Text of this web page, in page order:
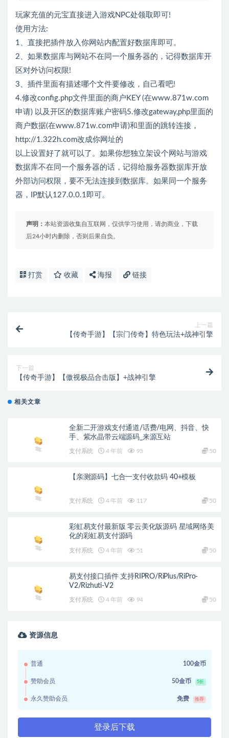
玩家充值的元宝直接进入游戏NPC处领取即可!
使用方法:
1、直接把插件放入你网站内配置好数据库即可。
2、如果数据库与网站不在同一个服务器的，记得数据库开
区对外访问权限!
3、插件里面有描述哪个文件要修改，自己看吧!
4.修改config.php文件里面的商户KEY (在www.871w.com
申请) 以及开区的数据库账户密码5.修改gateway,php里面的
商户数据(在www.871w.com申请)和里面的跳转连接，
http://1.322h.com改成你网址的
以上设置好了就可以了。如果你想独立架设个网站与游戏
数据库不在同一个服务器的话，记得给服务器数据库开放
外部访问权限，要不无法连接到数据库。如果同一个服务
器，IP默认127.0.0.1即可。
声明： 本站资源收集自互联网，仅供学习使用，请勿商业，下载
后24小时内删除，否则后果自负。
打赏 收藏 海报 链接
上一篇
【传奇手游】【宗门传奇】特色玩法+战神引擎
下一篇
【传奇手游】【傲视极品合击版】+战神引擎
相关文章
全新二开游戏支付通道/话费/电网、抖音、快
手、紫水晶带云端源码_来源互站
支付系统 4 年前 95 50
【亲测源码】七合一支付收款码 40+模板
支付系统 4 年前 117 50
彩虹易支付最新版 零云美化版源码 星域网络美
化的彩虹易支付源码
支付系统 4 年前 51 50
易支付接口插件 支持RIPRO/RiPlus/RiPro-
V2/Rizhuti-V2
支付系统 4 年前 94 50
资源信息
普通 100金币
赞助会员 50金币 5折
永久赞助会员 免费 推荐
登录后下载